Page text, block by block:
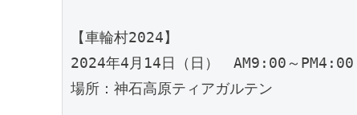
【車輪村2024】
2024年4月14日（日）　AM9:00～PM4:00
場所：神石高原ティアガルテン